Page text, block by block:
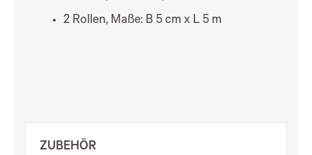
2 Rollen, Maße: B 5 cm x L 5 m
ZUBEHÖR